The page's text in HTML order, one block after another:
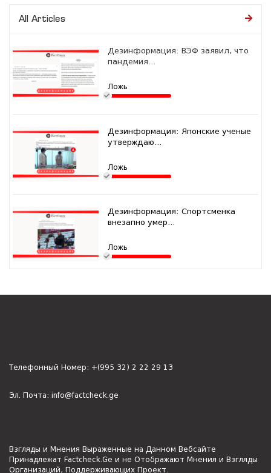
All Articles
Дезинформация: ВЭФ заявил, что
пандемия...
Ложь
Дезинформация: Японские ученые
утверждаю...
Ложь
Дезинформация: Спортсменка
внезапно умер...
Ложь
Телефонный Номер: +(995 32) 2 22 29 13
Эл. Почта: info@factcheck.ge
Взгляды и Мнения Выраженные на Данном Вебсайте
Принадлежат Factcheck.Ge и не Отображают Мнения и Взгляды
Организаций, Поддерживающих Проект.